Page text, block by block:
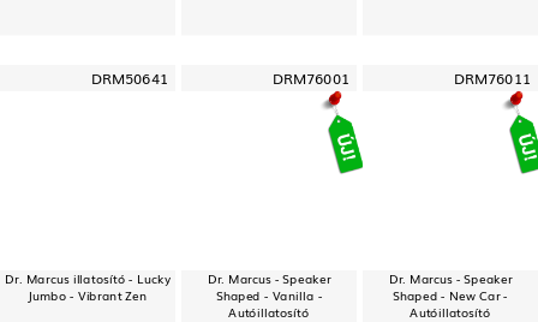
DRM50641
Dr. Marcus illatosító - Lucky
Jumbo - Vibrant Zen
DRM76001
Dr. Marcus - Speaker
Shaped - Vanilla -
Autóillatosító
DRM76011
Dr. Marcus - Speaker
Shaped - New Car -
Autóillatosító